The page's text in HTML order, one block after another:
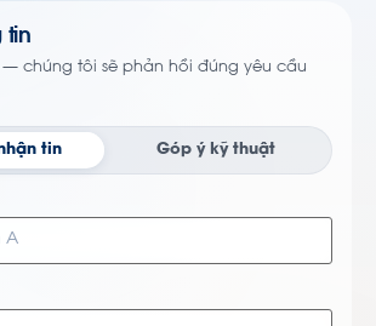
tin
chúng tôi sẽ phản hồi đúng yêu cầu
tin Góp ý kỹ thuật